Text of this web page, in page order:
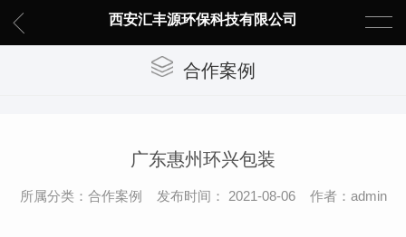
西安汇丰源环保科技有限公司
合作案例
广东惠州环兴包装
所属分类：合作案例 发布时间： 2021-08-06 作者：admin